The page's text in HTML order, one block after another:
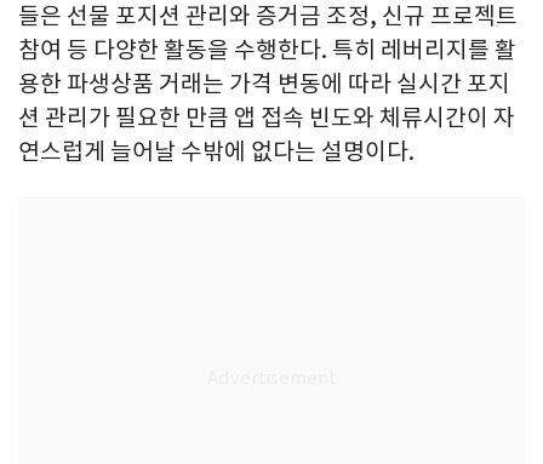
들은 선물 포지션 관리와 증거금 조정, 신규 프로젝트
참여 등 다양한 활동을 수행한다. 특히 레버리지를 활
용한 파생상품 거래는 가격 변동에 따라 실시간 포지
션 관리가 필요한 만큼 앱 접속 빈도와 체류시간이 자
연스럽게 늘어날 수밖에 없다는 설명이다.